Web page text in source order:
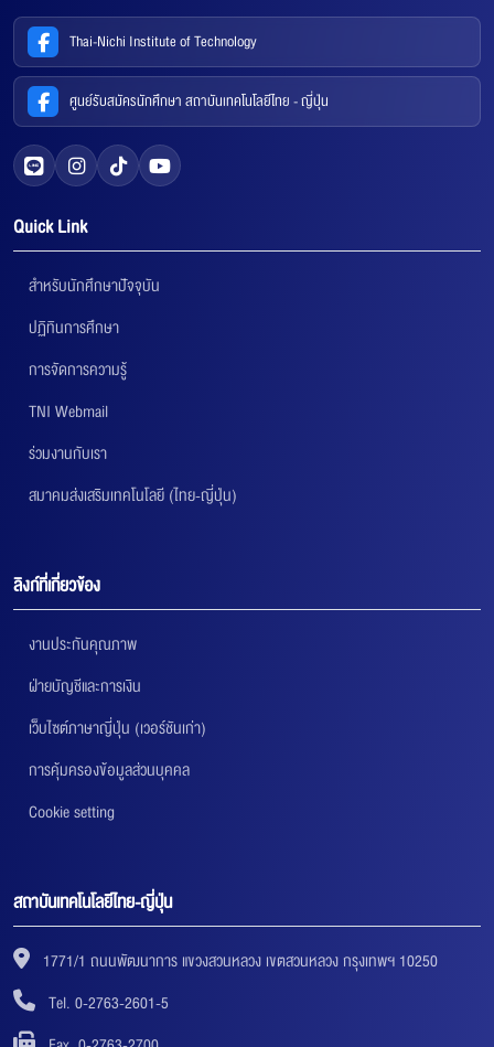
Thai-Nichi Institute of Technology
ศูนย์รับสมัครนักศึกษา สถาบันเทคโนโลยีไทย - ญี่ปุ่น
Quick Link
สำหรับนักศึกษาปัจจุบัน
ปฏิทินการศึกษา
การจัดการความรู้
TNI Webmail
ร่วมงานกับเรา
สมาคมส่งเสริมเทคโนโลยี (ไทย-ญี่ปุ่น)
ลิงก์ที่เกี่ยวข้อง
งานประกันคุณภาพ
ฝ่ายบัญชีและการเงิน
เว็บไซต์ภาษาญี่ปุ่น (เวอร์ชันเก่า)
การคุ้มครองข้อมูลส่วนบุคคล
Cookie setting
สถาบันเทคโนโลยีไทย-ญี่ปุ่น
1771/1 ถนนพัฒนาการ แขวงสวนหลวง เขตสวนหลวง กรุงเทพฯ 10250
Tel. 0-2763-2601-5